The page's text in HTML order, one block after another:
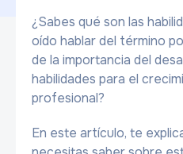
¿Sabes qué son las
oído hablar del término
de la importancia del
habilidades para el
profesional?
En este artículo, te